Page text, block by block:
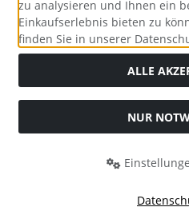
Alle Preise inkl. gesetzl.
bei Merrys Bastelstübchen -
Merrys Bastelstübchen - Der
zu analysieren und Ihnen ein
Einkaufserlebnis bieten zu
finden Sie in unserer
ALLE
NUR